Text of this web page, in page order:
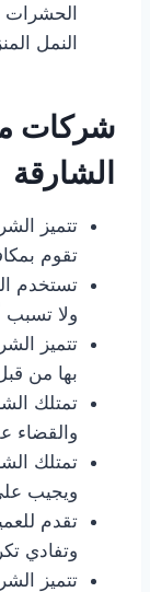
الحشرات
النمل
شركات
الشارقة
تتميز
تقوم
تستخدم
ولا
تتميز
بها من
تمتلك
والقضاء
تمتلك
ويجيب
تقدم
وتفادي
تتميز